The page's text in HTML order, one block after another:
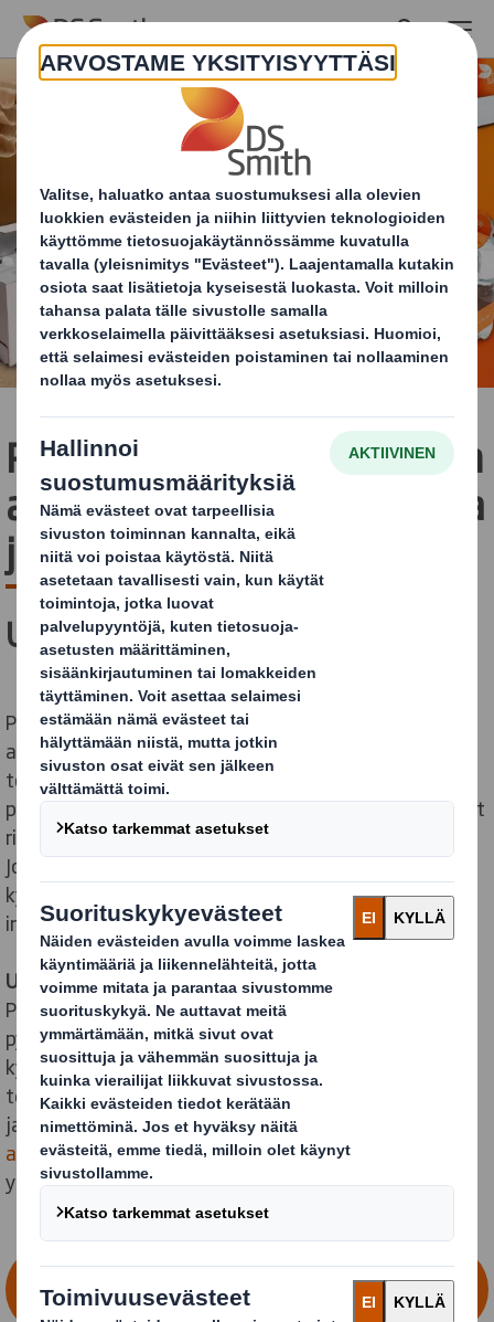
Skip to main content
Ratkomme innovaatioiden
avulla huomisen haasteita
jo nyt
Uteliaisuuden voima
Pakkauksen ei pidä olla muuttumaton. Erilaiset lait ja
asetukset muokkaavat viitekehystä yhä uudelleen,
toimitusketjut puristavat jatkuvasti katteita, ja
pakkauksia käyttävät asiakkaat ja kuluttajat nostavat
rimaa samallaplaneettamme vaatii yhä parempaa
Jos aikoo pysyä mukana tai päästä eteenpäin, on
kyettävä muuttumaan. Siksi innovaatiot ja
innovoiminen on meille arkista liiketoimintaa.
Uteliaisuus ei ole vain tapa,se on asenne.
Pakkausinnovaatioiden asiantuntijoina haastamme
pysähtyneisyyden tilan kysymyksillä, joita muut eivät
kysy. Uteliaisuus on voima, joka tehostaa
tekemistämme, herättää näkemään uusia näkökulmia
ja synnyttää inspiroivia ideoita, jotka edistävät
asiakkaidemme liiketoimintaaja vaikuttavat
ympäröivään yhteiskuntaan.
OTA MEIHIN YHTEYTTÄ, KUN HALUAT
INNOVATIIVISIA PAKKAUKSIA